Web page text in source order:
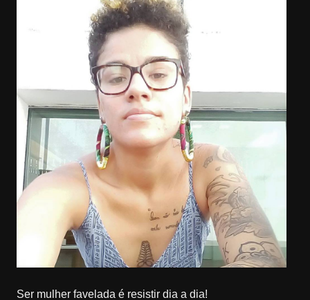
Ser mulher favelada é resistir dia a dia!